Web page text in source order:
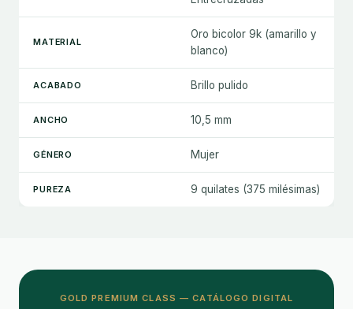
MATERIAL
Oro bicolor 9k (amarillo y
blanco)
ACABADO Brillo pulido
ANCHO 10,5 mm
GÉNERO Mujer
PUREZA 9 quilates (375 milésimas)
GOLD PREMIUM CLASS — CATÁLOGO DIGITAL